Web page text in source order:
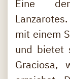
Eine
mit einem
und bietet
Graciosa,